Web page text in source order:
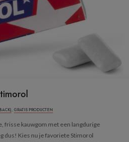
, GRATIS PRODUCTEN
frisse kauwgom met een langdurige
dus! Kies nu je favoriete Stimorol